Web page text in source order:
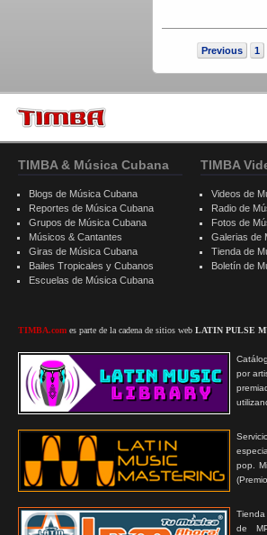
Previous 1
TIMBA & Música Cubana
Blogs de Música Cubana
Reportes de Música Cubana
Grupos de Música Cubana
Músicos & Cantantes
Giras de Música Cubana
Bailes Tropicales y Cubanos
Escuelas de Música Cubana
TIMBA.com es parte de la cadena de sitios web LATIN PULSE
por
pop.
Tienda
de
TIMBA
Videos de
Radio de
Fotos de
Galerias de
Tienda de
Boletín de